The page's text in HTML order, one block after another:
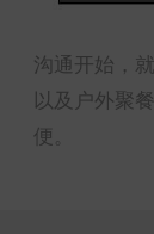
沟通开始，
以及户外聚
便。